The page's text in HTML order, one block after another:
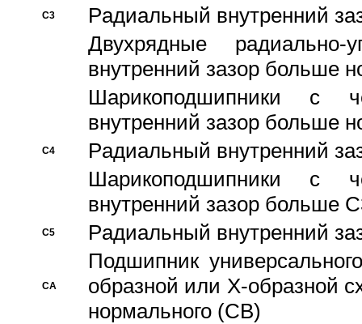
C3
Pадиальный внутренний
Двухрядные радиально-
внутренний зазор больше
Шарикоподшипники с
внутренний зазор больше
C4
Pадиальный внутренний
Шарикоподшипники с
внутренний зазор больше
C5 Pадиальный внутренний
CA
Подшипник
образной или Х-образной
нормального (CB)